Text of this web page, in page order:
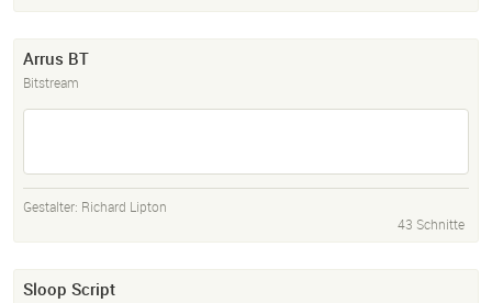
Arrus BT
Bitstream
Gestalter: Richard Lipton
43 Schnitte
Sloop Script